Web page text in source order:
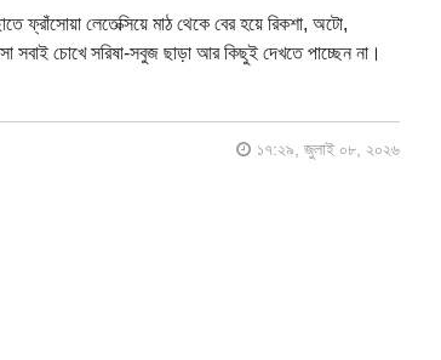
ফ্রাঁসোয়া লেতেক্সিয়ে মাঠ থেকে বের হয়ে রিকশা, অটো,
সবাই চোখে সরিষা-সবুজ ছাড়া আর কিছুই দেখতে পাচ্ছেন না।
১৭:২৯, জুলাই ০৮, ২০২৬